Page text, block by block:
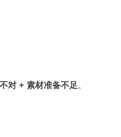
对 + 素材准备不足。